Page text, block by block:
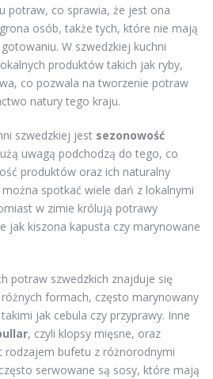
potraw, co sprawia, że jest ona
osób, także tych, które nie mają
W szwedzkiej kuchni
produktów takich jak ryby,
co pozwala na tworzenie potraw
natury tego kraju.
szwedzkiej jest sezonowość
uwagą podchodzą do tego, co
produktów oraz ich naturalny
spotkać wiele dań z lokalnymi
w zimie królują potrawy
jak kiszona kapusta czy marynowane
potraw szwedzkich znajduje się
formach, często marynowany
jak cebula czy przyprawy. Inne
, czyli klopsy mięsne, oraz
rodzajem bufetu z różnorodnymi
serwowane są sosy, które mają